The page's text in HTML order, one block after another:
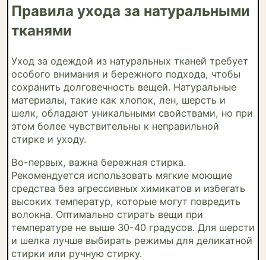
Правила ухода за натуральными
тканями
Уход за одеждой из натуральных тканей требует
особого внимания и бережного подхода, чтобы
сохранить долговечность вещей. Натуральные
материалы, такие как хлопок, лен, шерсть и
шелк, обладают уникальными свойствами, но при
этом более чувствительны к неправильной
стирке и уходу.
Во-первых, важна бережная стирка.
Рекомендуется использовать мягкие моющие
средства без агрессивных химикатов и избегать
высоких температур, которые могут повредить
волокна. Оптимально стирать вещи при
температуре не выше 30-40 градусов. Для шерсти
и шелка лучше выбирать режимы для деликатной
стирки или ручную стирку.